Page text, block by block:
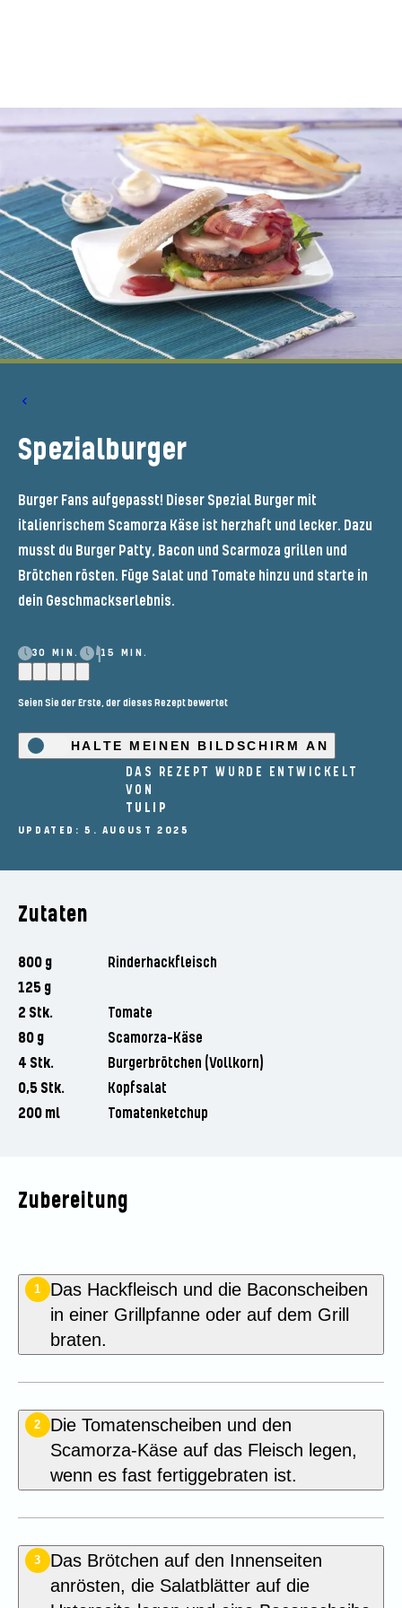
Spezialburger
Burger Fans aufgepasst! Dieser Spezial Burger mit
italienrischem Scamorza Käse ist herzhaft und lecker. Dazu
musst du Burger Patty, Bacon und Scarmoza grillen und
Brötchen rösten. Füge Salat und Tomate hinzu und starte in
dein Geschmackserlebnis.
30 MIN. 15 MIN.
Seien Sie der Erste, der dieses Rezept bewertet
HALTE MEINEN BILDSCHIRM AN
DAS REZEPT WURDE ENTWICKELT
VON
TULIP
UPDATED: 5. AUGUST 2025
Zutaten
800 g
Rinderhackfleisch
125 g
2 Stk.
Tomate
80 g
Scamorza-Käse
4 Stk.
Burgerbrötchen (Vollkorn)
0,5 Stk.
Kopfsalat
200 ml
Tomatenketchup
Zubereitung
1
Das Hackfleisch und die Baconscheiben
in einer Grillpfanne oder auf dem Grill
braten.
2
Die Tomatenscheiben und den
Scamorza-Käse auf das Fleisch legen,
wenn es fast fertiggebraten ist.
3
Das Brötchen auf den Innenseiten
anrösten, die Salatblätter auf die